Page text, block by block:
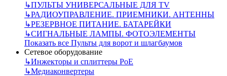
↳ПУЛЬТЫ УНИВЕРСАЛЬНЫЕ ДЛЯ TV
↳РАДИОУПРАВЛЕНИЕ. ПРИЕМНИКИ. АНТЕННЫ
↳РЕЗЕРВНОЕ ПИТАНИЕ. БАТАРЕЙКИ
↳СИГНАЛЬНЫЕ ЛАМПЫ. ФОТОЭЛЕМЕНТЫ
Показать все Пульты для ворот и шлагбаумов
Сетевое оборудование
↳Инжекторы и сплиттеры РоЕ
↳Медиаконвертеры